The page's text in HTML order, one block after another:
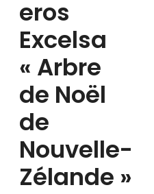
eros
Excelsa
« Arbre
de Noël
de
Nouvelle-
Zélande »